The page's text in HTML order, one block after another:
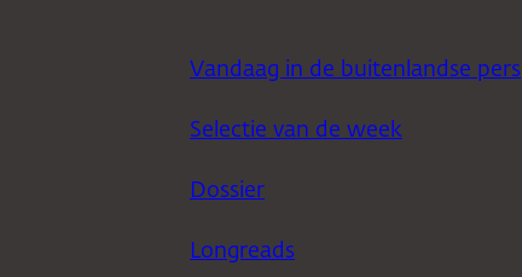
Vandaag in de buitenlandse pers
Selectie van de week
Dossier
Longreads